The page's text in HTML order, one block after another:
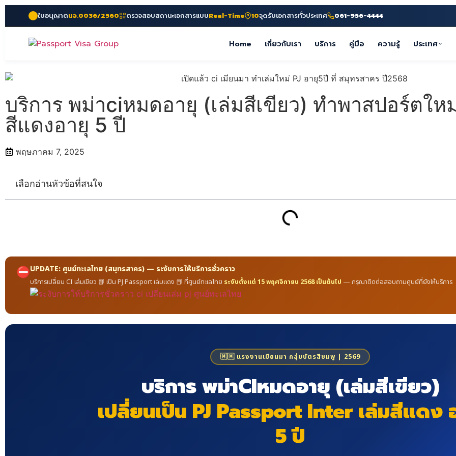
ใบอนุญาตนจ.0036/2560 ตรวจสอบสถานะเอกสารแบบReal-Time 10จุดรับเอกสารทั่วประเทศ 061-956-4444
Home เกี่ยวกับเรา บริการ คู่มือ ความรู้ ประเทศ
บริการ พม่าciหมดอายุ (เล่มสีเขียว) ทำพาสปอร์ตให
สีแดงอายุ 5 ปี
พฤษภาคม 7, 2025
เลือกอ่านหัวข้อที่สนใจ
⛔UPDATE: ศูนย์ทะเลไทย (สมุทรสาคร) — ระงับการให้บริการชั่วคราว
บริการเปลี่ยน CI เล่มเขียว 📗 เป็น PJ Passport เล่มแดง 📕 ที่ศูนย์ทะเลไทย ระงับตั้งแต่ 15 พฤศจิกายน 2568 เป็นต้นไป — กรุณาติดต่อสอบถามศูนย์ที่ยังให้บริการ
🇲🇲 แรงงานเมียนมา กลุ่มบัตรสีชมพู | 2569
บริการ พม่าCIหมดอายุ (เล่มสีเขียว)
เปลี่ยนเป็น PJ Passport Inter เล่มสีแดง
5 ปี